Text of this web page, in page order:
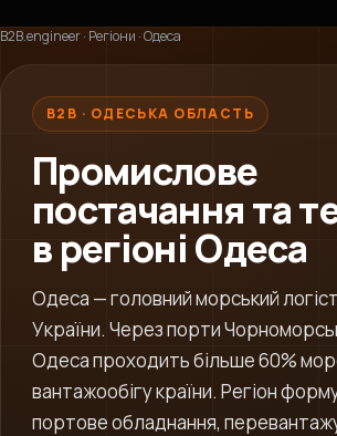
B2B.engineer· Регіони ·Одеса
B2B · ОДЕСЬКА ОБЛАСТЬ
Промислове
постачання та
в регіоні Одеса
Одеса — головний морський
України. Через порти
Одеса проходить більше 60%
вантажообігу країни. Регіон
портове обладнання,